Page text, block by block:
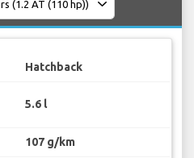
Hatchback
5.6 l
107 g/km